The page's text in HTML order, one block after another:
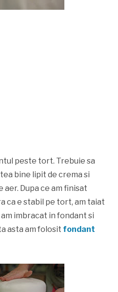
peste tort. Trebuie sa
bine lipit de crema si
aer. Dupa ce am finisat
ca e stabil pe tort, am taiat
imbracat in fondant si
asta am folosit fondant